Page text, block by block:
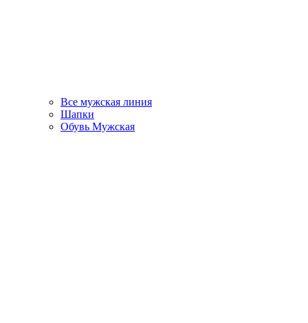
Все мужская линия
Шапки
Обувь Мужская